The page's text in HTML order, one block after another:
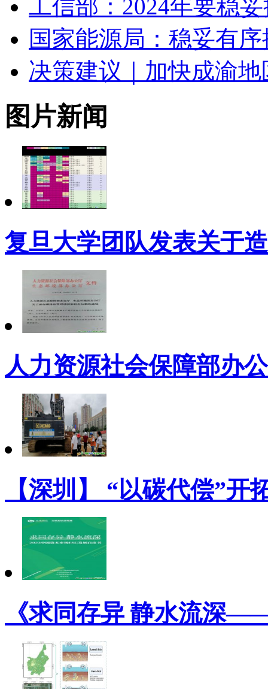
工信部：2024年要稳
国家能源局：稳妥有
决策建议｜加快成渝
图片新闻
复旦大学团队发表关于
人力资源社会保障部办
【深圳】 “以碳代偿”开
《求同存异 静水流深